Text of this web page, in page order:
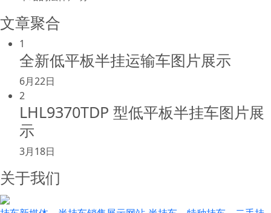
文章聚合
1
全新低平板半挂运输车图片展示
6月22日
2
LHL9370TDP 型低平板半挂车图片展
示
3月18日
关于我们